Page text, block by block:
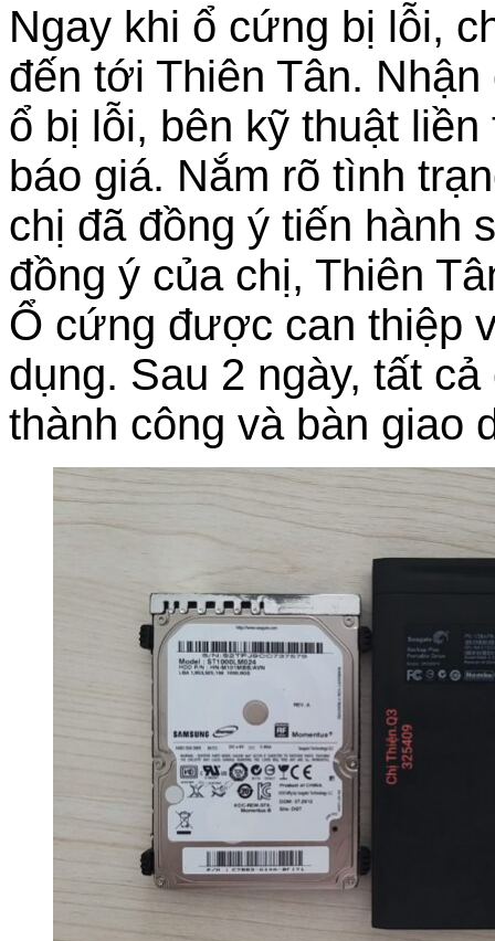
Ngay khi ổ cứng bị lỗi,
đến tới Thiên Tân.
ổ bị lỗi, bên kỹ thuật
báo giá. Nắm rõ tình
chị đã đồng ý tiến
đồng ý của chị, Thiên
Ổ cứng được can thiệp
dụng. Sau 2 ngày, tất
thành công và bàn giao